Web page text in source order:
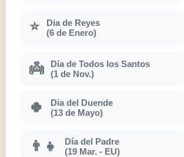
⭐
Dia de Reyes
(6 de Enero)
👼
Día de Todos los Santos
(1 de Nov.)
🍀
Dia del Duende
(13 de Mayo)
👨‍👧
Día del Padre
(19 Mar. - EU)